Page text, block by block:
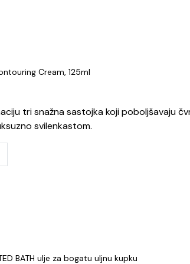
Cream, 125ml
tri snažna sastojka koji poboljšavaju
svilenkastom.
BATH ulje za bogatu uljnu kupku